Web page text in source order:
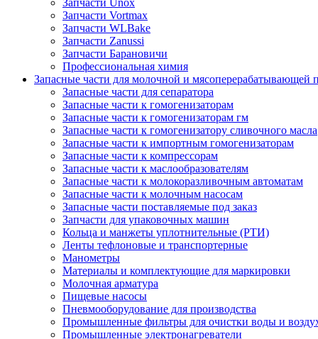
Запчасти Vortmax
Запчасти WLBake
Запчасти Zanussi
Запчасти Барановичи
Профессиональная химия
Запасные части для молочной и мясоперерабатывающей
Запасные части для сепаратора
Запасные части к гомогенизаторам
Запасные части к гомогенизаторам гм
Запасные части к гомогенизатору сливочного масла
Запасные части к импортным гомогенизаторам
Запасные части к компрессорам
Запасные части к маслообразователям
Запасные части к молокоразливочным автоматам
Запасные части к молочным насосам
Запасные части поставляемые под заказ
Запчасти для упаковочных машин
Кольца и манжеты уплотнительные (РТИ)
Ленты тефлоновые и транспортерные
Манометры
Материалы и комплектующие для маркировки
Молочная арматура
Пищевые насосы
Пневмооборудование для производства
Промышленные фильтры для очистки воды и
Промышленные электронагреватели